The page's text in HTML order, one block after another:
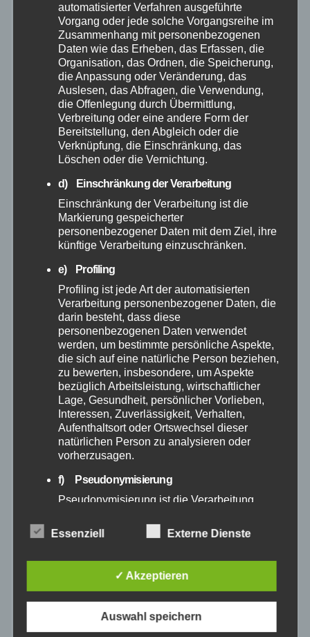
Februar 2026
Januar 2026
Dezember 2025
November 2025
Oktober 2025
September 2025
August 2025
Juli 2025
Juni 2025
Mai 2025
April 2025
März 2025
Februar 2025
Januar 2025
Dezember 2024
Oktober 2024
automatisierter Verfahren ausgeführte
Vorgang oder jede solche Vorgangsreihe im
Zusammenhang mit personenbezogenen
Daten wie das Erheben, das Erfassen, die
Organisation, das Ordnen, die Speicherung,
die Anpassung oder Veränderung, das
Auslesen, das Abfragen, die Verwendung,
die Offenlegung durch Übermittlung,
Verbreitung oder eine andere Form der
Bereitstellung, den Abgleich oder die
Verknüpfung, die Einschränkung, das
Löschen oder die Vernichtung.
d) Einschränkung der Verarbeitung
Einschränkung der Verarbeitung ist die
Markierung gespeicherter
personenbezogener Daten mit dem Ziel, ihre
künftige Verarbeitung einzuschränken.
e) Profiling
Profiling ist jede Art der automatisierten
Verarbeitung personenbezogener Daten, die
darin besteht, dass diese
personenbezogenen Daten verwendet
werden, um bestimmte persönliche Aspekte,
die sich auf eine natürliche Person beziehen,
zu bewerten, insbesondere, um Aspekte
bezüglich Arbeitsleistung, wirtschaftlicher
Lage, Gesundheit, persönlicher Vorlieben,
Interessen, Zuverlässigkeit, Verhalten,
Aufenthaltsort oder Ortswechsel dieser
natürlichen Person zu analysieren oder
vorherzusagen.
f) Pseudonymisierung
Pseudonymisierung ist die Verarbeitung
auf welche die personenbezogenen Daten
ohne Hinzuziehung zusätzlicher
betroffenen Person zugeordnet werden
können, sofern diese zusätzlichen
und technischen und organisatorischen
Maßnahmen unterliegen, die gewährleisten,
Essenziell Externe Dienste
✓ Akzeptieren
Auswahl speichern